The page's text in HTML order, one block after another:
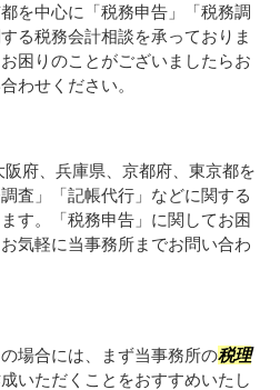
を中心に「税務申告」「税務調
る税務会計相談を承っておりま
困りのことがございましたらお
わせください。
府、兵庫県、京都府、東京都を
査」「記帳代行」などに関する
す。「税務申告」に関してお困
気軽に当事務所までお問い合わ
場合には、まず当事務所の税理
いただくことをおすすめいたし